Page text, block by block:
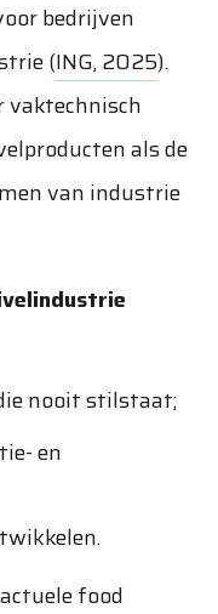
bedrijven
(ING, 2025).
vaktechnisch
als de
van industrie
nooit stilstaat;
en
food